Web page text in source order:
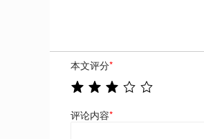
本文评分*
评论内容*